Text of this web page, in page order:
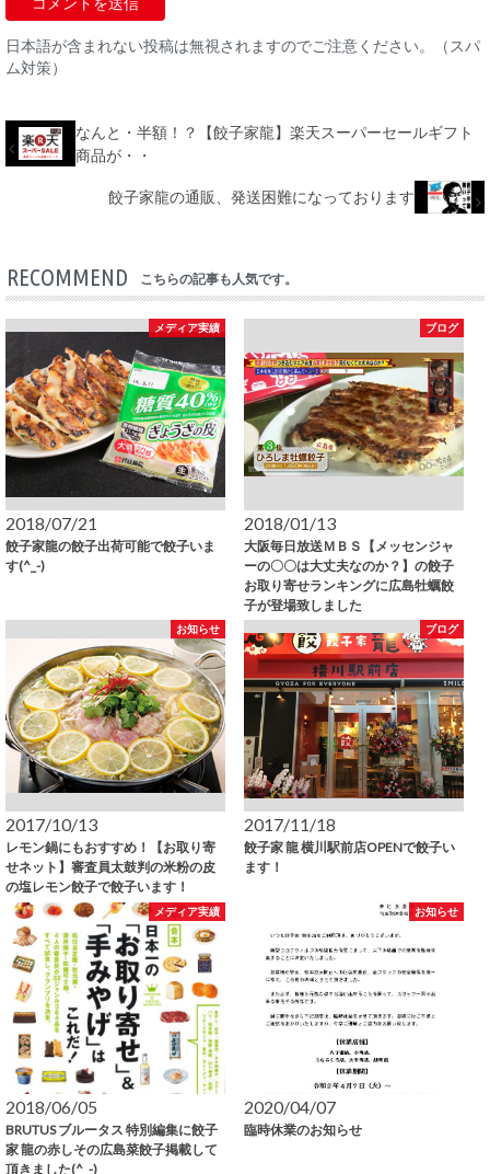
日本語が含まれない投稿は無視されますのでご注意ください。（スパ
ム対策）
なんと・半額！？【餃子家龍】楽天スーパーセールギフト
商品が・・
餃子家龍の通販、発送困難になっております
RECOMMEND こちらの記事も人気です。
メディア実績
2018/07/21
餃子家龍の餃子出荷可能で餃子いま
す(^_-)
ブログ
2018/01/13
大阪毎日放送ＭＢＳ【メッセンジャ
ーの〇〇は大丈夫なのか？】の餃子
お取り寄せランキングに広島牡蠣餃
子が登場致しました
お知らせ
2017/10/13
レモン鍋にもおすすめ！【お取り寄
せネット】審査員太鼓判の米粉の皮
の塩レモン餃子で餃子います！
ブログ
2017/11/18
餃子家 龍 横川駅前店OPENで餃子い
ます！
メディア実績
2018/06/05
BRUTUS ブルータス 特別編集に餃子
家 龍の赤しその広島菜餃子掲載して
頂きました(^_-)
お知らせ
2020/04/07
臨時休業のお知らせ